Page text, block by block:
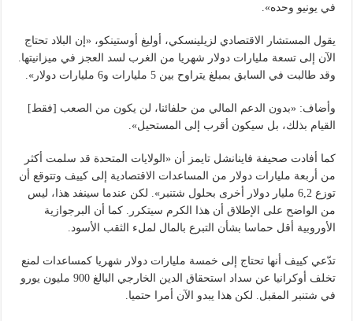
في يونيو وحده».
يقول المستشار الاقتصادي لزيلينسكي، أوليغ أوستينكو، «إن البلاد تحتاج
الآن إلى تسعة مليارات دولار شهريا من الغرب لسد العجز في ميزانيتها.
وقد طالبت في السابق بمبلغ يتراوح بين 5 مليارات و6 مليارات دولار».
وأضاف: «بدون الدعم المالي من حلفائنا، لن يكون من الصعب [فقط]
القيام بذلك، بل سيكون أقرب إلى المستحيل».
كما أفادت صحيفة فاينانشل تايمز أن «الولايات المتحدة قد سلمت أكثر
من أربعة مليارات دولار من المساعدات الاقتصادية إلى كييف وتتوقع أن
توزع 6,2 مليار دولار أخرى بحلول شتنبر». لكن عندما سينفد هذا، ليس
من الواضح على الإطلاق أن هذا الكرم سيتكرر. كما أن البرجوازية
الأوروبية أقل حماسا بشأن التبرع بالمال لملء الثقب الأسود.
تدّعي كييف أنها تحتاج إلى خمسة مليارات دولار شهريا كمساعدات لمنع
تخلف أوكرانيا عن سداد استحقاق الدين الخارجي البالغ 900 مليون يورو
في شتنبر المقبل. لكن هذا يبدو الآن أمرا حتميا.